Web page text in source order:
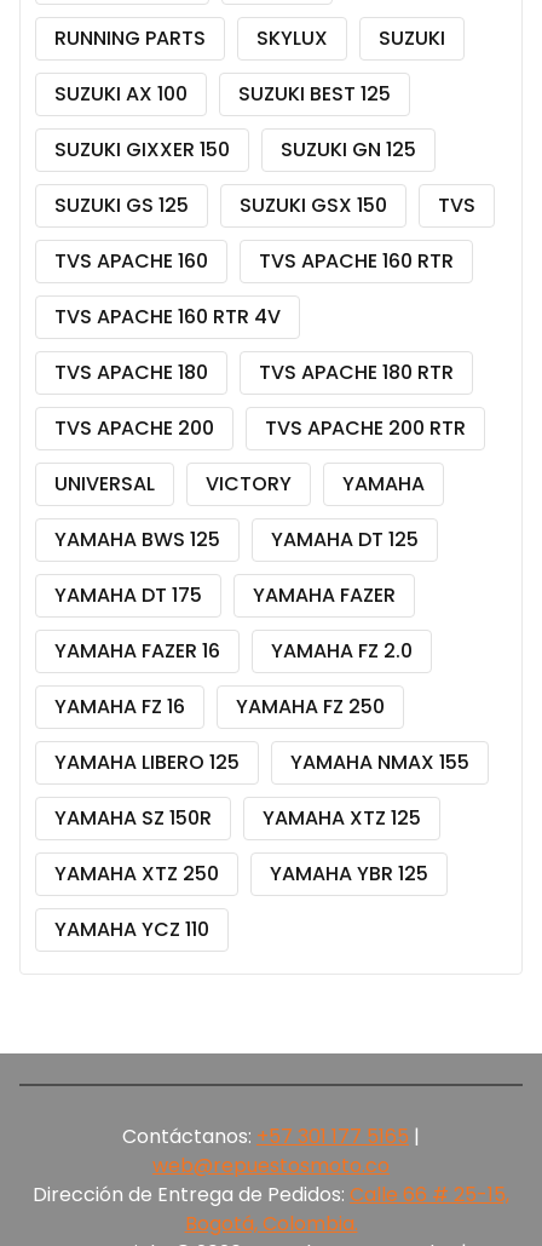
RUNNING PARTS
SKYLUX
SUZUKI
SUZUKI AX 100
SUZUKI BEST 125
SUZUKI GIXXER 150
SUZUKI GN 125
SUZUKI GS 125
SUZUKI GSX 150
TVS
TVS APACHE 160
TVS APACHE 160 RTR
TVS APACHE 160 RTR 4V
TVS APACHE 180
TVS APACHE 180 RTR
TVS APACHE 200
TVS APACHE 200 RTR
UNIVERSAL
VICTORY
YAMAHA
YAMAHA BWS 125
YAMAHA DT 125
YAMAHA DT 175
YAMAHA FAZER
YAMAHA FAZER 16
YAMAHA FZ 2.0
YAMAHA FZ 16
YAMAHA FZ 250
YAMAHA LIBERO 125
YAMAHA NMAX 155
YAMAHA SZ 150R
YAMAHA XTZ 125
YAMAHA XTZ 250
YAMAHA YBR 125
YAMAHA YCZ 110
Contáctanos: +57 301 177 5165‬ |
web@repuestosmoto.co
Dirección de Entrega de Pedidos: Calle 66 # 25-15,
Bogotá, Colombia.